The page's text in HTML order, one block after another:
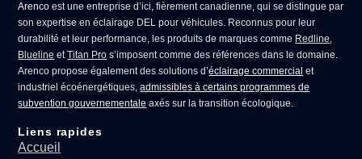
Arenco est une entreprise d’ici, fièrement canadienne, qui se distingue par
son expertise enéclairage DEL pour véhicules . Reconnus pour leur
durabilité et leur performance, les produits de marques comme Redline
Blueline etTitan Pro s’imposent comme des références dans le domaine.
Arenco propose également des solutions d’éclairage commercial et
industriel écoénergétiques,admissibles à certains programmes de
subvention gouvernementale axés sur la transition écologique.
Liens rapides
Accueil